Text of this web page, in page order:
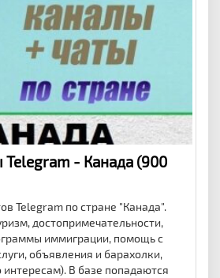
Telegram - Канада (900
Telegram по стране "Канада".
достопримечательности,
иммиграции, помощь с
объявления и барахолки,
В базе попадаются